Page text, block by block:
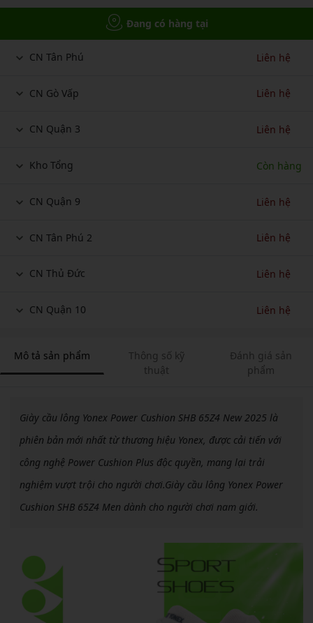
Đang có hàng tại
CN Tân Phú Liên hệ
CN Gò Vấp Liên hệ
CN Quận 3 Liên hệ
Kho Tổng Còn hàng
CN Quận 9 Liên hệ
CN Tân Phú 2 Liên hệ
CN Thủ Đức Liên hệ
CN Quận 10 Liên hệ
Mô tả sản phẩm
Thông số kỹ
thuật
Đánh giá sản
phẩm
Giày cầu lông Yonex Power Cushion SHB 65Z4 New 2025 là
phiên bản mới nhất từ thương hiệu Yonex, được cải tiến với
công nghệ Power Cushion Plus độc quyền, mang lại trải
nghiệm vượt trội cho người chơi.Giày cầu lông Yonex Power
Cushion SHB 65Z4 Men dành cho người chơi nam giới.